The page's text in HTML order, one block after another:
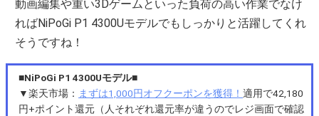
動画編集や重い3Dゲームといった負荷の高い作業でなけ
ればNiPoGi P1 4300Uモデルでもしっかりと活躍してくれ
そうですね！
■NiPoGi P1 4300Uモデル■
▼楽天市場： まずは1,000円オフクーポンを獲得！適用で42,180
円+ポイント還元（人それぞれ還元率が違うのでレジ画面で確認